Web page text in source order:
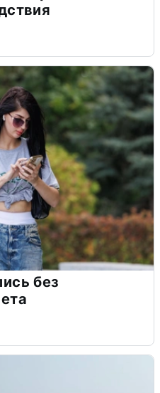
без